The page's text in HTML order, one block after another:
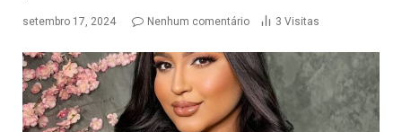
setembro 17, 2024 Nenhum comentário 3 Visitas